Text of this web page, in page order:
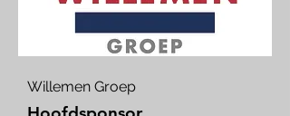
Willemen Groep